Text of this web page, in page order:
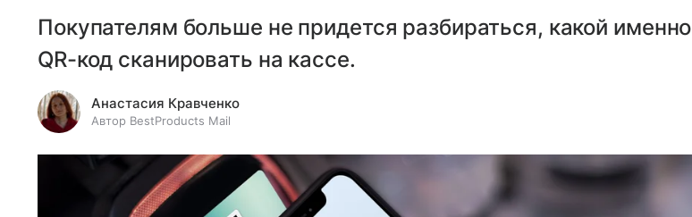
Покупателям больше не придется разбираться, какой именно
QR-код сканировать на кассе.
Анастасия Кравченко
Автор BestProducts Mail